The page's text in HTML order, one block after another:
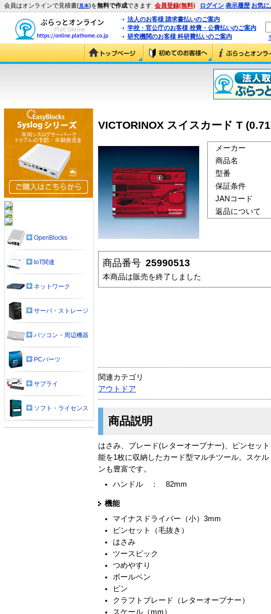
会員はオンラインで見積書(見本)を無料で作成できます 会員登録(無料) ログイン 表示履歴 お気に
法人のお客様 請求書払いのご案内
学校・官公庁のお客様 校費・公費払いのご案内
研究機関のお客様 科研費払いのご案内
VICTORINOX スイスカード T
メーカー
商品名
型番
保証条件
JANコード
返品について
商品番号 25990513
本商品は販売を終了しました
関連カテゴリ
アウトドア
商品説明
はさみ、ブレード(レターオープナー)、ピンセッ
能を1枚に収納したカード型マルチツール。スケ
ンも豊富です。
ハンドル ： 82mm
機能
マイナスドライバー（小）3mm
ピンセット（毛抜き）
はさみ
ツースピック
つめやすり
ボールペン
ピン
クラフトブレード（レターオープナー）
スケール（mm）
OpenBlocks
IoT関連
ネットワーク
サーバ・ストレージ
パソコン・周辺機器
PCパーツ
サプライ
ソフト・ライセンス